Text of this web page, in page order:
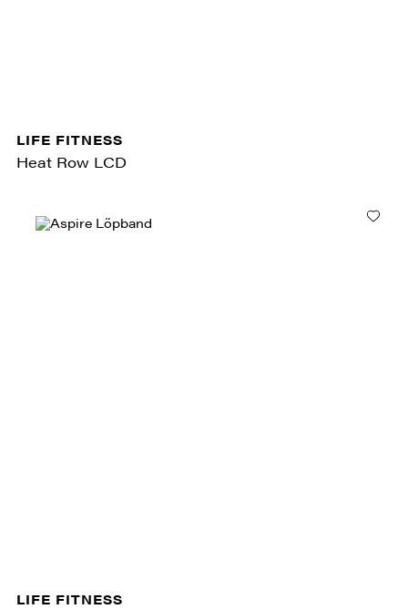
LIFE FITNESS
Heat Row LCD
LIFE FITNESS